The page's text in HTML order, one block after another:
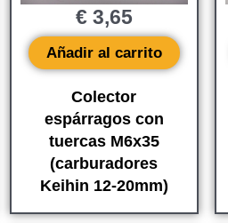
Colector
espárragos con
tuercas M6x35
(carburadores
Keihin 12-20mm)
€3,65
Añadir al carrito